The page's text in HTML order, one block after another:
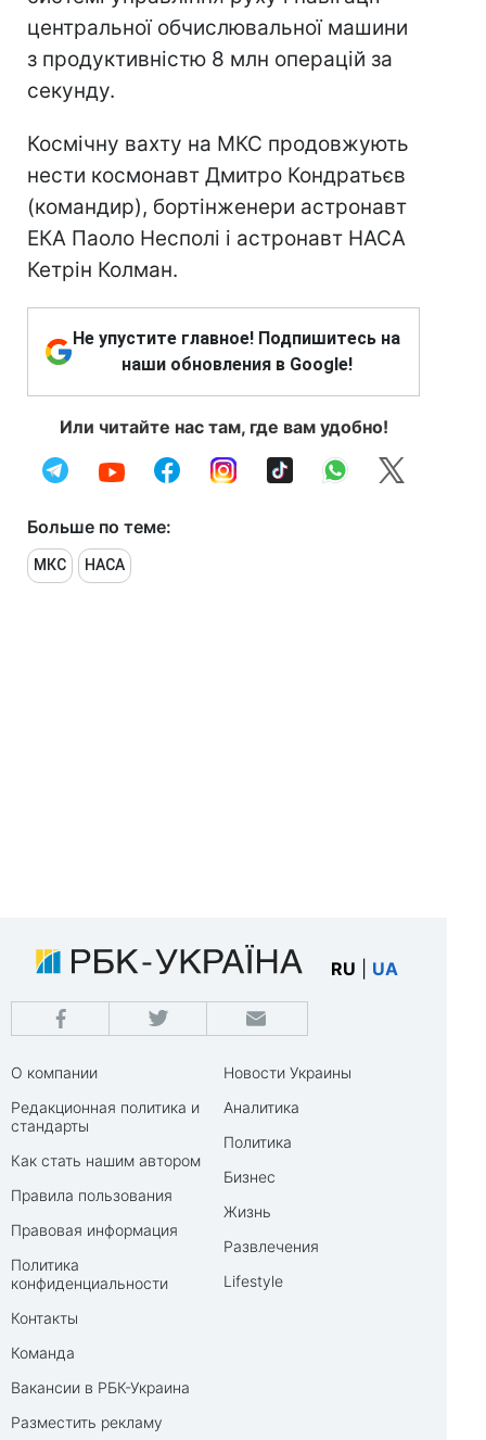
центральної обчислювальної машини
з продуктивністю 8 млн операцій за
секунду.
Космічну вахту на МКС продовжують
нести космонавт Дмитро Кондратьєв
(командир), бортінженери астронавт
ЕКА Паоло Несполі і астронавт НАСА
Кетрін Колман.
Не упустите главное! Подпишитесь на
наши обновления в Google!
Или читайте нас там, где вам удобно!
Больше по теме:
МКС НАСА
RU UA
О компании
Редакционная политика и
стандарты
Как стать нашим автором
Правила пользования
Правовая информация
Политика
конфиденциальности
Контакты
Команда
Вакансии в РБК-Украина
Разместить рекламу
Новости Украины
Аналитика
Политика
Бизнес
Жизнь
Развлечения
Lifestyle